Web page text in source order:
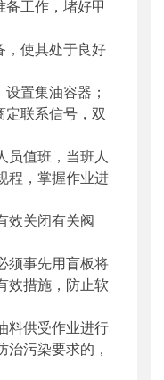
工作，堵好甲
使其处于良好
置集油容器；
联系信号，双
值班，当班人
程，掌握作业进
关闭有关阀
事先用盲板将
效措施，防止软
供受作业进行
污染要求的，